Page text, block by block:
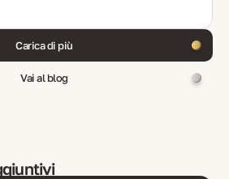
Carica di più
Vai al blog